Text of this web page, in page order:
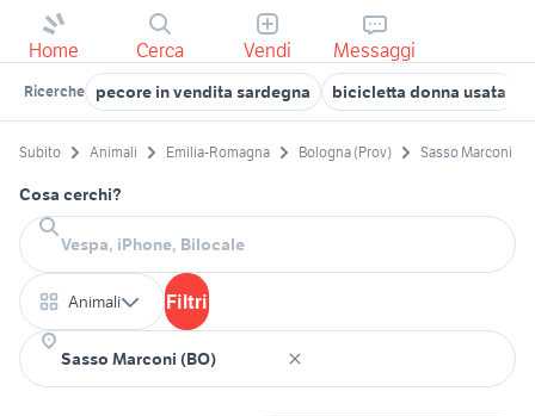
Home Cerca Vendi Messaggi
Ricerche pecore in vendita sardegna bicicletta donna usata
Subito Animali Emilia-Romagna Bologna (Prov) Sasso Marconi
Cosa cerchi?
Animali Filtri